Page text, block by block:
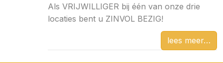
Als VRIJWILLIGER bij één van onze drie
locaties bent u ZINVOL BEZIG!
lees meer